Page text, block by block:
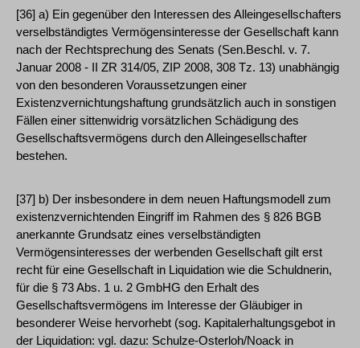
[36] a) Ein gegenüber den Interessen des Alleingesellschafters
verselbständigtes Vermögensinteresse der Gesellschaft kann
nach der Rechtsprechung des Senats (Sen.Beschl. v. 7.
Januar 2008 - II ZR 314/05, ZIP 2008, 308 Tz. 13) unabhängig
von den besonderen Voraussetzungen einer
Existenzvernichtungshaftung grundsätzlich auch in sonstigen
Fällen einer sittenwidrig vorsätzlichen Schädigung des
Gesellschaftsvermögens durch den Alleingesellschafter
bestehen.
[37] b) Der insbesondere in dem neuen Haftungsmodell zum
existenzvernichtenden Eingriff im Rahmen des § 826 BGB
anerkannte Grundsatz eines verselbständigten
Vermögensinteresses der werbenden Gesellschaft gilt erst
recht für eine Gesellschaft in Liquidation wie die Schuldnerin,
für die § 73 Abs. 1 u. 2 GmbHG den Erhalt des
Gesellschaftsvermögens im Interesse der Gläubiger in
besonderer Weise hervorhebt (sog. Kapitalerhaltungsgebot in
der Liquidation: vgl. dazu: Schulze-Osterloh/Noack in